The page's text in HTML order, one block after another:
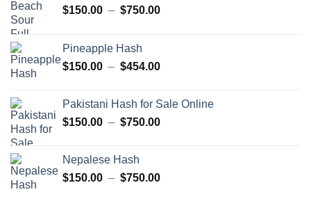
$150.00 – $750.00Plage
à
Pineapple Hash
$150.00 – $454.00Plage
$150.00
à
Pakistani Hash for Sale Online
$150.00 – $750.00Plage
à
Nepalese Hash
$150.00 – $750.00Plage